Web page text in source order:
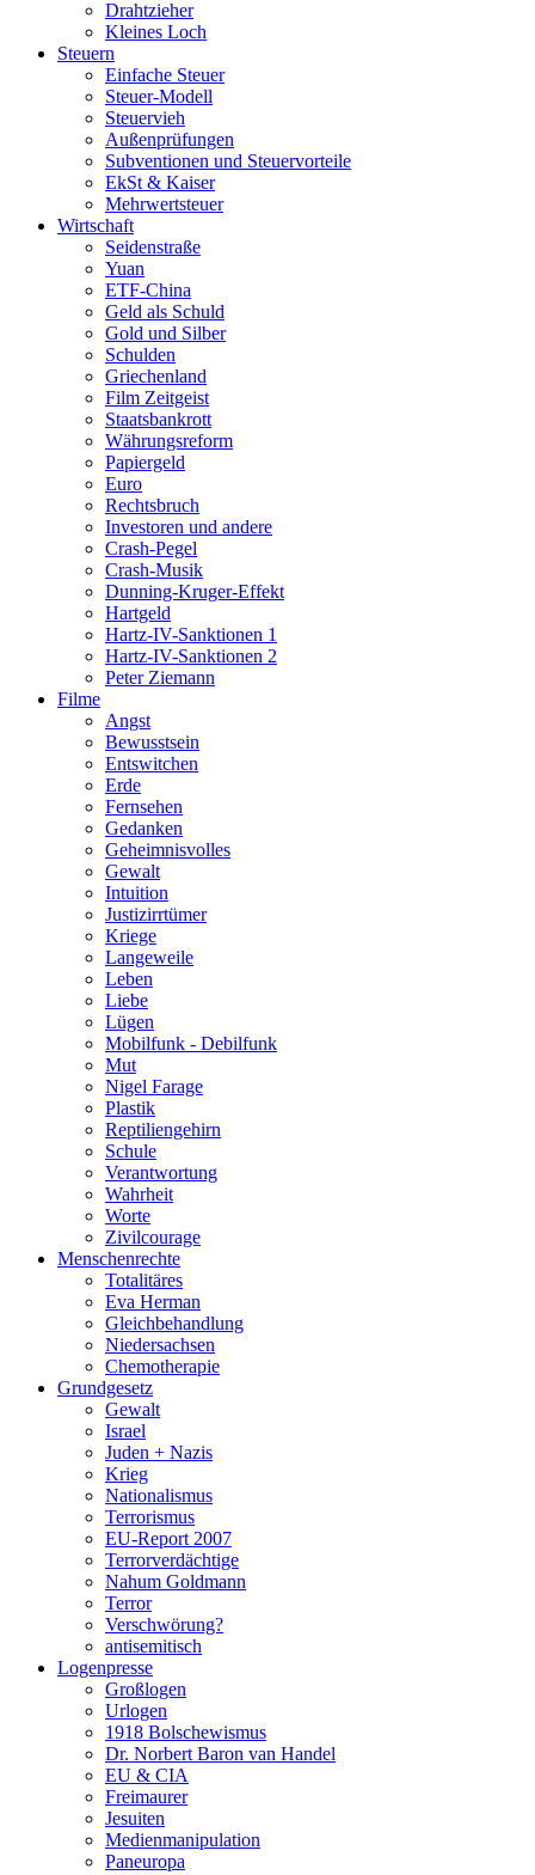
Drahtzieher
Kleines Loch
Steuern
Einfache Steuer
Steuer-Modell
Steuervieh
Außenprüfungen
Subventionen und Steuervorteile
EkSt & Kaiser
Mehrwertsteuer
Wirtschaft
Seidenstraße
Yuan
ETF-China
Geld als Schuld
Gold und Silber
Schulden
Griechenland
Film Zeitgeist
Staatsbankrott
Währungsreform
Papiergeld
Euro
Rechtsbruch
Investoren und andere
Crash-Pegel
Crash-Musik
Dunning-Kruger-Effekt
Hartgeld
Hartz-IV-Sanktionen 1
Hartz-IV-Sanktionen 2
Peter Ziemann
Filme
Angst
Bewusstsein
Entswitchen
Erde
Fernsehen
Gedanken
Geheimnisvolles
Gewalt
Intuition
Justizirrtümer
Kriege
Langeweile
Leben
Liebe
Lügen
Mobilfunk - Debilfunk
Mut
Nigel Farage
Plastik
Reptiliengehirn
Schule
Verantwortung
Wahrheit
Worte
Zivilcourage
Menschenrechte
Totalitäres
Eva Herman
Gleichbehandlung
Niedersachsen
Chemotherapie
Grundgesetz
Gewalt
Israel
Juden + Nazis
Krieg
Nationalismus
Terrorismus
EU-Report 2007
Terrorverdächtige
Nahum Goldmann
Terror
Verschwörung?
antisemitisch
Logenpresse
Großlogen
Urlogen
1918 Bolschewismus
Dr. Norbert Baron van Handel
EU & CIA
Freimaurer
Jesuiten
Medienmanipulation
Paneuropa